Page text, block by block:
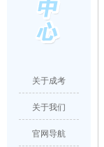
关于成考
关于我们
官网导航